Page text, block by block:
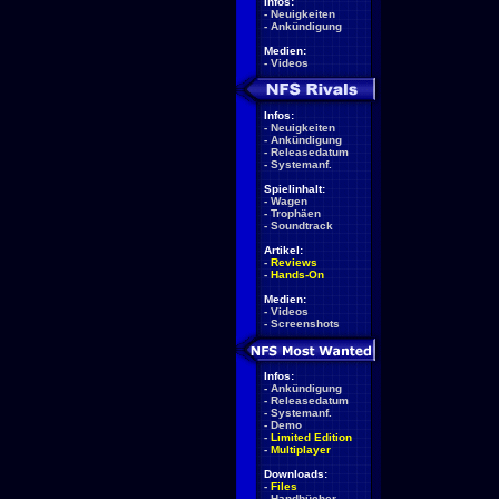
- Neuigkeiten
- Ankündigung
Medien:
- Videos
Infos:
- Neuigkeiten
- Ankündigung
- Releasedatum
- Systemanf.
Spielinhalt:
- Wagen
- Trophäen
- Soundtrack
Artikel:
- Reviews
- Hands-On
Medien:
- Videos
- Screenshots
Infos:
- Ankündigung
- Releasedatum
- Systemanf.
- Demo
- Limited Edition
- Multiplayer
Downloads:
- Files